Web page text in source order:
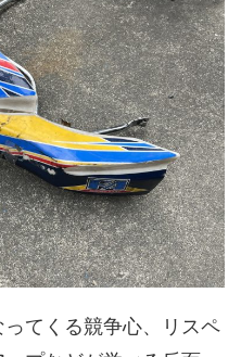
てくる競争心、リスペ